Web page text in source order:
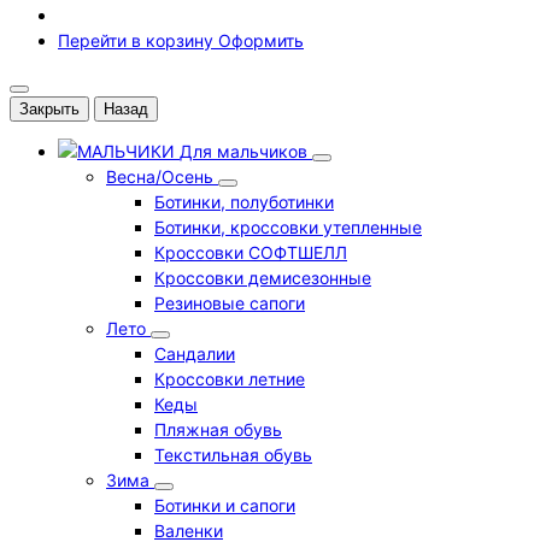
Перейти в корзину Оформить
Закрыть Назад
Для мальчиков
Весна/Осень
Ботинки, полуботинки
Ботинки, кроссовки утепленные
Кроссовки СОФТШЕЛЛ
Кроссовки демисезонные
Резиновые сапоги
Лето
Cандалии
Кроссовки летние
Кеды
Пляжная обувь
Текстильная обувь
Зима
Ботинки и сапоги
Валенки